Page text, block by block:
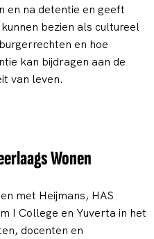
en na detentie en geeft
bezien als cultureel
en hoe
kan bijdragen aan de
van leven.
Wonen
met Heijmans, HAS
I College en Yuverta in het
docenten en